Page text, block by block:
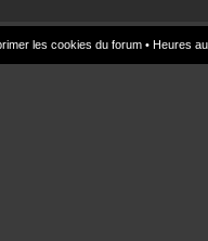
les cookies du forum • Heures